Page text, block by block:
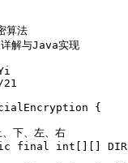
算法
解与Java实现
{
下、左、右
final int[][]